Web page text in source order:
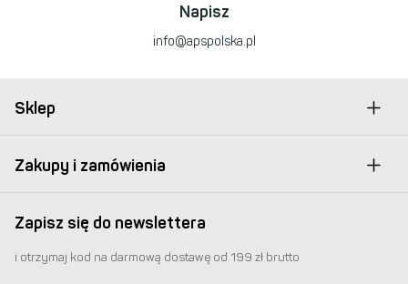
Napisz
info@apspolska.pl
Sklep
Zakupy i zamówienia
Zapisz się do newslettera
i otrzymaj kod na darmową dostawę od 199 zł brutto